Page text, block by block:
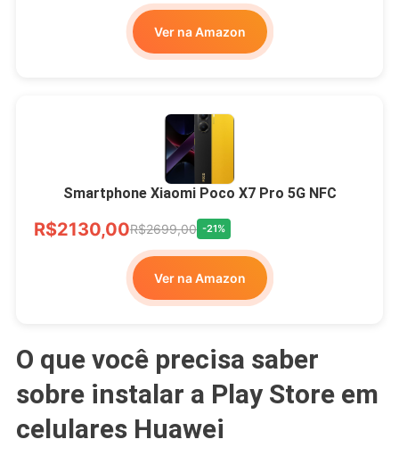
Ver na Amazon
Smartphone Xiaomi Poco X7 Pro 5G NFC
R$2130,00R$2699,00 -21%
Ver na Amazon
O que você precisa saber
sobre instalar a Play Store em
celulares Huawei